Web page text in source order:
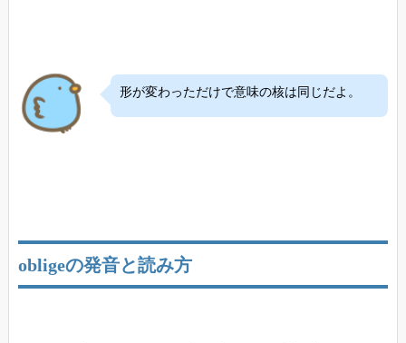
形が変わっただけで意味の核は同じだよ。
obligeの発音と読み方